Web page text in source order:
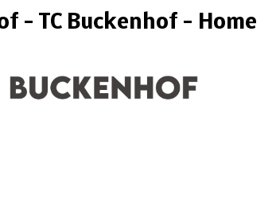
- TC Buckenhof - Home